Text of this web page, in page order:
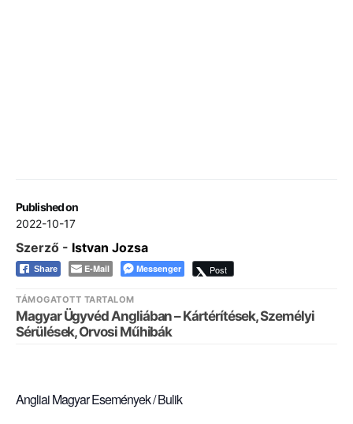
Published on
2022-10-17
Szerző - Istvan Jozsa
Share E-Mail Messenger Post
TÁMOGATOTT TARTALOM
Magyar Ügyvéd Angliában – Kártérítések, Személyi
Sérülések, Orvosi Műhibák
Angliai Magyar Események / Bulik